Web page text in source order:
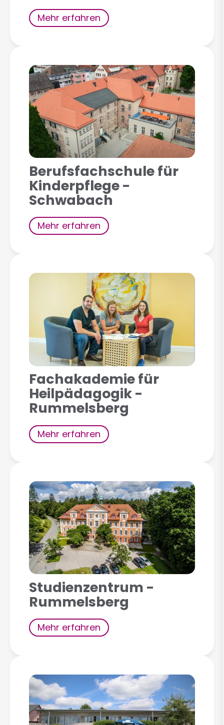
Mehr erfahren
Berufsfachschule für
Kinderpflege -
Schwabach
Mehr erfahren
Fachakademie für
Heilpädagogik -
Rummelsberg
Mehr erfahren
Studienzentrum -
Rummelsberg
Mehr erfahren